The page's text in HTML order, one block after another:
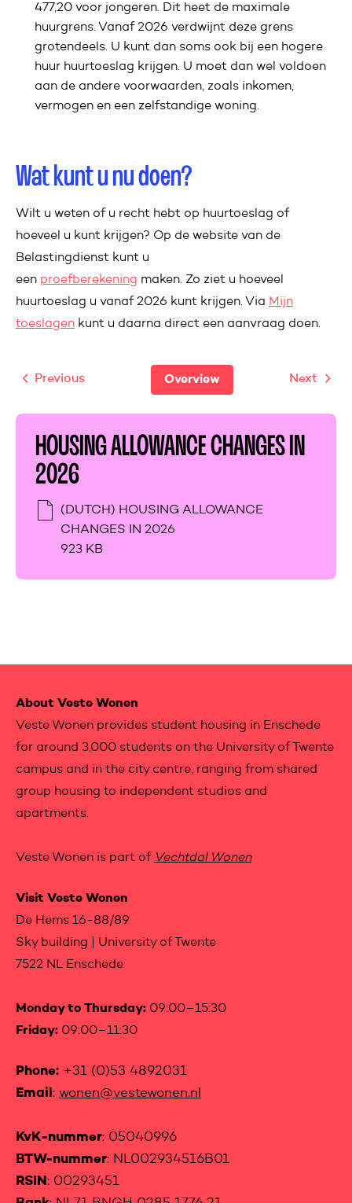
477,20 voor jongeren. Dit heet de maximale
huurgrens. Vanaf 2026 verdwijnt deze grens
grotendeels. U kunt dan soms ook bij een hogere
huur huurtoeslag krijgen. U moet dan wel voldoen
aan de andere voorwaarden, zoals inkomen,
vermogen en een zelfstandige woning.
Wat kunt u nu doen?
Wilt u weten of u recht hebt op huurtoeslag of
hoeveel u kunt krijgen? Op de website van de
Belastingdienst kunt u
een proefberekening maken. Zo ziet u hoeveel
huurtoeslag u vanaf 2026 kunt krijgen. Via Mijn
toeslagen kunt u daarna direct een aanvraag doen.
Next
Overview
Previous
HOUSING ALLOWANCE CHANGES IN
2026
(DUTCH) HOUSING ALLOWANCE
CHANGES IN 2026
923 KB
Contactinformation
About Veste Wonen
Veste Wonen provides student housing in Enschede
for around 3,000 students on the University of Twente
campus and in the city centre, ranging from shared
group housing to independent studios and
apartments.
Veste Wonen is part of Vechtdal Wonen
Visit Veste Wonen
De Hems 16-88/89
Sky building | University of Twente
7522 NL Enschede
Monday to Thursday: 09:00–15:30
Friday: 09:00–11:30
Phone: +31 (0)53 4892031
Email : wonen@vestewonen.nl
KvK-nummer: 05040996
BTW-nummer: NL002934516B01
RSIN: 00293451